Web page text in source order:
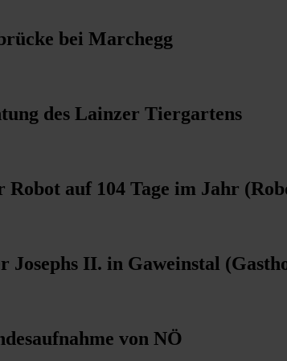
bei Marchegg
des Lainzer Tiergartens
Robot auf 104 Tage im Jahr
Josephs II. in Gaweinstal
von NÖ